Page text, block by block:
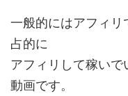
一般的にはアフィリ
占的に
アフィリして稼い
動画です。